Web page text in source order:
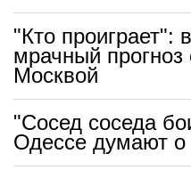
"Кто
мрачный прогноз
Москвой
"Сосед соседа
Одессе думают о